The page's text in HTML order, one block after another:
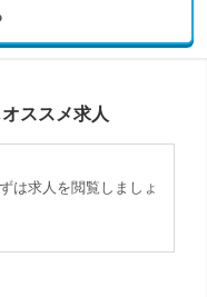
ススメ求人
は求人を閲覧しましょ